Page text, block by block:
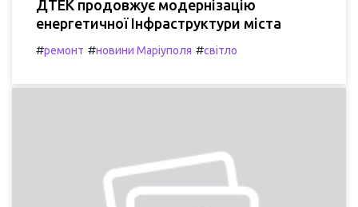
ДТЕК продовжує модернізацію
енергетичної Інфраструктури міста
#ремонт #новини Маріуполя #світло